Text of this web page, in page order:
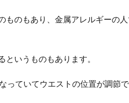
のもあり、金属アレルギーの
いうものもあります。
ていてウエストの位置が調節で